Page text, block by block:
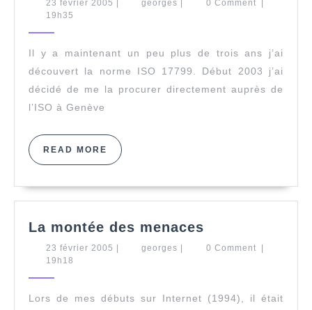
d’ISO/CEI
d’ISO/CEI
27001
23 février 2005 23
georges georges0 Comment
19h35
Il y a maintenant un peu plus de trois ans j’ai
découvert la norme ISO 17799. Début 2003 j’ai
décidé de me la procurer directement auprès de
l’ISO à Genève
READ MORE READ
MORE
La montée des menaces
23 février 2005 23
georges georges0 Comment
19h18
Lors de mes débuts sur Internet (1994), il était